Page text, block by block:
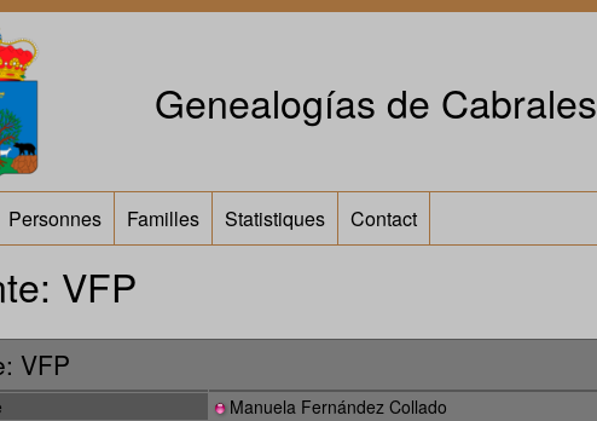
Genealogías de
Personnes Familles Statistiques Contact
VFP
VFP
Manuela Fernández Collado